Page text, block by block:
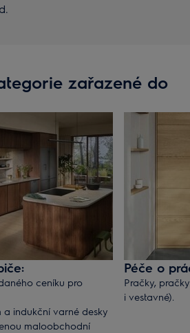
zařazené do
ceníku pro
a indukční varné desky
maloobchodní
Péče o
Pračky,
i vestavné).